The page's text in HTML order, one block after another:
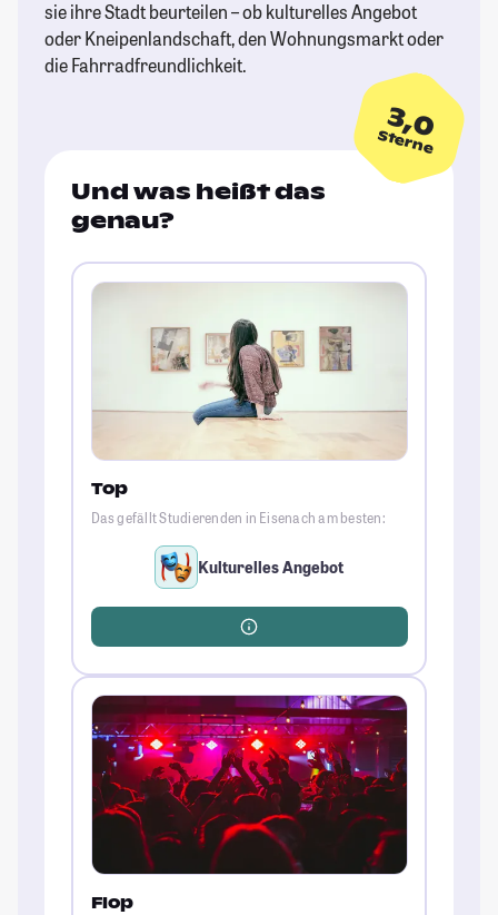
sie ihre Stadt beurteilen – ob kulturelles Angebot
oder Kneipenlandschaft, den Wohnungsmarkt oder
die Fahrradfreundlichkeit.
3,0
Sterne
Und was heißt das
genau?
Top
Das gefällt Studierenden in Eisenach am besten:
Kulturelles Angebot
Flop